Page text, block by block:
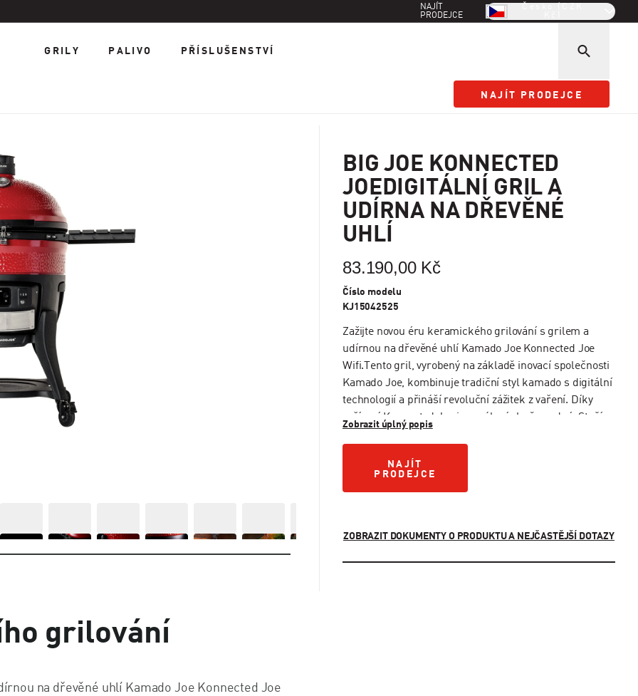
NAJÍT
PRODEJCE
GRILY PALIVO PŘÍSLUŠENSTVÍ
NAJÍT PRODEJCE
NAJÍT PRODEJCE
BIG JOE KONNECTED
JOEDIGITÁLNÍ GRIL A
UDÍRNA NA DŘEVĚNÉ
UHLÍ
83.190,00 Kč
Číslo modelu
KJ15042525
Zažijte novou éru keramického grilování s grilem a
udírnou na dřevěné uhlí Kamado Joe Konnected Joe
Wifi.Tento gril, vyrobený na základě inovací společnosti
Kamado Joe, kombinuje tradiční styl kamado s digitální
technologií a přináší revoluční zážitek z vaření. Díky
zařízení Konnected Joe je zapálení ohně snadné. Stačí
teplotu vaření pomocí digitální Kontrol Board nebo
představ. Režim automatického vaření poskytuje plnou
Zobrazit úplný popis
NAJÍT PRODEJCE
NAJÍT
PRODEJCE
ZOBRAZIT DOKUMENTY O PRODUKTU A NEJČASTĚJŠÍ DOTAZY
grilování
na dřevěné uhlí Kamado Joe Konnected Joe